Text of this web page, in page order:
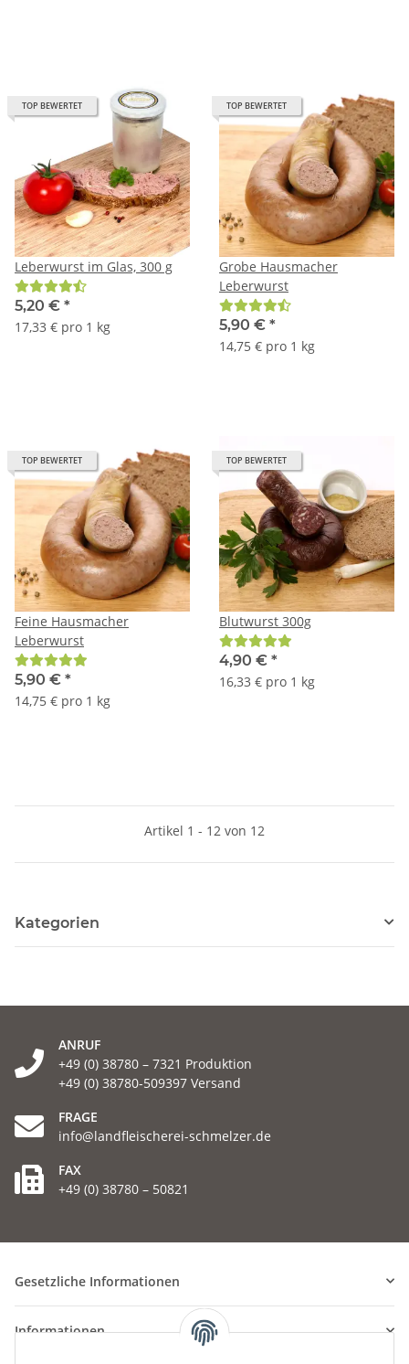
TOP BEWERTET
Leberwurst im Glas, 300 g
5,20 € *
17,33 € pro 1 kg
TOP BEWERTET
Grobe Hausmacher
Leberwurst
5,90 € *
14,75 € pro 1 kg
TOP BEWERTET
Feine Hausmacher
Leberwurst
5,90 € *
14,75 € pro 1 kg
TOP BEWERTET
Blutwurst 300g
4,90 € *
16,33 € pro 1 kg
Artikel 1 - 12 von 12
Kategorien
ANRUF
+49 (0) 38780 – 7321 Produktion
+49 (0) 38780-509397 Versand
FRAGE
info@landfleischerei-schmelzer.de
FAX
+49 (0) 38780 – 50821
Gesetzliche Informationen
Informationen